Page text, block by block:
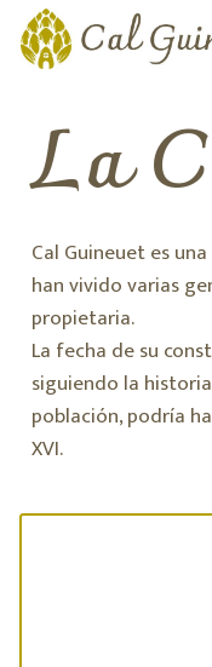
La
Cal Guineuet es
han vivido varias
propietaria.
La fecha de su
siguiendo la
población, podría
XVI.